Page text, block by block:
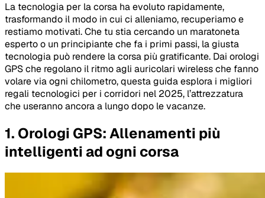
La tecnologia per la corsa ha evoluto rapidamente,
trasformando il modo in cui ci alleniamo, recuperiamo e
restiamo motivati. Che tu stia cercando un maratoneta
esperto o un principiante che fa i primi passi, la giusta
tecnologia può rendere la corsa più gratificante. Dai orologi
GPS che regolano il ritmo agli auricolari wireless che fanno
volare via ogni chilometro, questa guida esplora i migliori
regali tecnologici per i corridori nel 2025, l’attrezzatura
che useranno ancora a lungo dopo le vacanze.
1. Orologi GPS: Allenamenti più
intelligenti ad ogni corsa